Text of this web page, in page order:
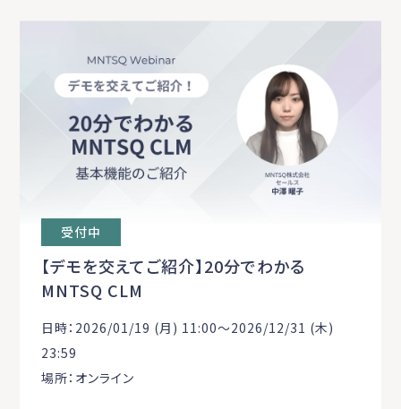
受付中
【デモを交えてご紹介】20分でわかる
MNTSQ CLM
日時：2026/01/19 (月) 11:00〜2026/12/31 (木)
23:59
場所：オンライン